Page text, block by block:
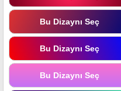
Bu Dizaynı Seç
Bu Dizaynı Seç
Bu Dizaynı Seç